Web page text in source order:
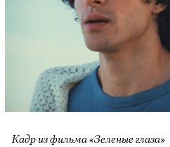
Кадр из фильма «Зеленые глаза»